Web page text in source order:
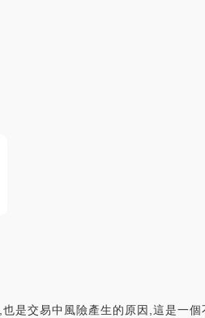
是交易中風險產生的原因,這是一個